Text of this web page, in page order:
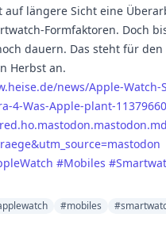
auf längere Sicht eine
Formfaktoren. Doch
dauern. Das steht für den
Herbst an.
heise.de/news/Apple-Watch-
4-Was-Apple-plant-
#Mobiles #
#mobiles